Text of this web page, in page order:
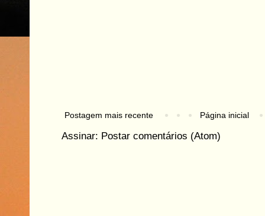
Postagem mais recente Página inicial
Assinar: Postar comentários (Atom)